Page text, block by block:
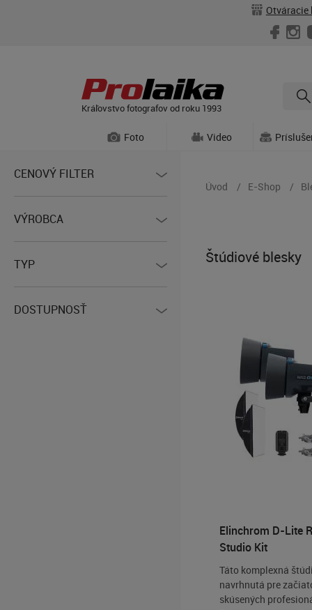
Otváracie
Kráľovstvo fotografov od roku 1993
Foto Video
Úvod E-Shop
Štúdiové blesky
CENOVÝ FILTER
VÝROBCA
TYP
DOSTUPNOSŤ
Elinchrom D-Lite
Studio Kit
Táto komplexná
navrhnutá pre
skúsených